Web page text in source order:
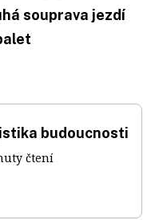
souprava jezdí
budoucnosti
čtení